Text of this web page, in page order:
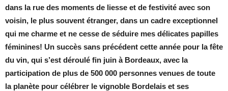
dans la rue des moments de liesse et de festivité avec son
voisin, le plus souvent étranger, dans un cadre exceptionnel
qui me charme et ne cesse de séduire mes délicates papilles
féminines! Un succès sans précédent cette année pour la fête
du vin, qui s’est déroulé fin juin à Bordeaux, avec la
participation de plus de 500 000 personnes venues de toute
la planète pour célébrer le vignoble Bordelais et ses